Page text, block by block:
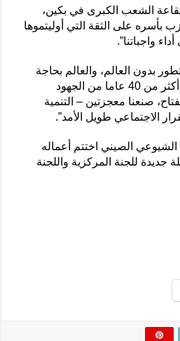
الشعب الكبرى في بكين،
على الثقة التي أوليتموها
واجباتنا”.
بدون العالم، والعالم بحاجة
أيضا للصين”. وأضاف: “بعد أكثر من 40 عاما من الجهود
صنعنا معجزتين – التنمية
الاجتماعي طويل الأمد”.
الـ20 للحزب الشيوعي الصيني اختتم أعماله
جديدة للجنة المركزية واللجنة